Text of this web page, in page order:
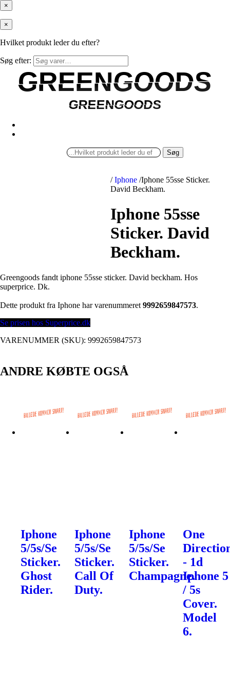
×
×
Hvilket produkt leder du efter?
Søg efter:
GREENGOODS
GREENGOODS
GREENGOODS
GREENGOODS
Søg
/ Iphone /Iphone 55sse Sticker.
David Beckham.
Iphone 55sse
Sticker. David
Beckham.
Greengoods fandt iphone 55sse sticker. David beckham. Hos
superprice. Dk.
Dette produkt fra Iphone har varenummeret 9992659847573.
Se prisen hos Superprice.dk
VARENUMMER (SKU): 9992659847573
ANDRE KØBTE OGSÅ
Iphone
5/5s/Se
Sticker.
Ghost
Rider.
Iphone
5/5s/Se
Sticker.
Call Of
Duty.
Iphone
5/5s/Se
Sticker.
Champagne.
One
- 1d
Iphone 5
/ 5s
Cover.
Model
6.